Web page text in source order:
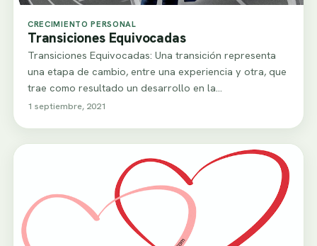
CRECIMIENTO PERSONAL
Transiciones Equivocadas
Transiciones Equivocadas: Una transición representa
una etapa de cambio, entre una experiencia y otra, que
trae como resultado un desarrollo en la…
1 septiembre, 2021